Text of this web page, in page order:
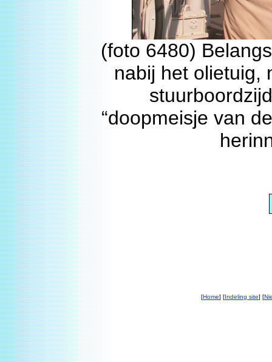
(foto 6480)
nabij het olietuig,
“doopmeisje van
[Home] [Indeling site] [